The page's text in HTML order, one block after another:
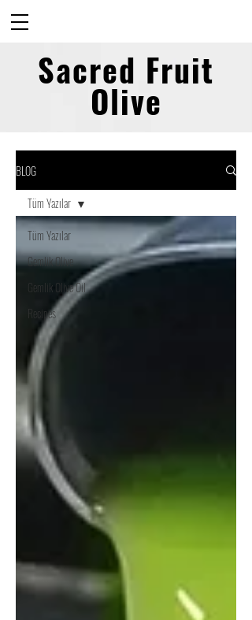
Sacred Fruit
Olive
BLOG
Tüm Yazılar
Gemlik Olive
Gemlik Olive Oil
Recipes
Tüm Yazılar